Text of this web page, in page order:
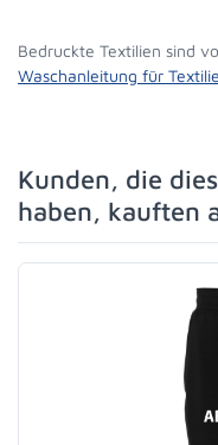
Bedruckte Textilien sind
Waschanleitung für
Kunden, die
haben, kauften